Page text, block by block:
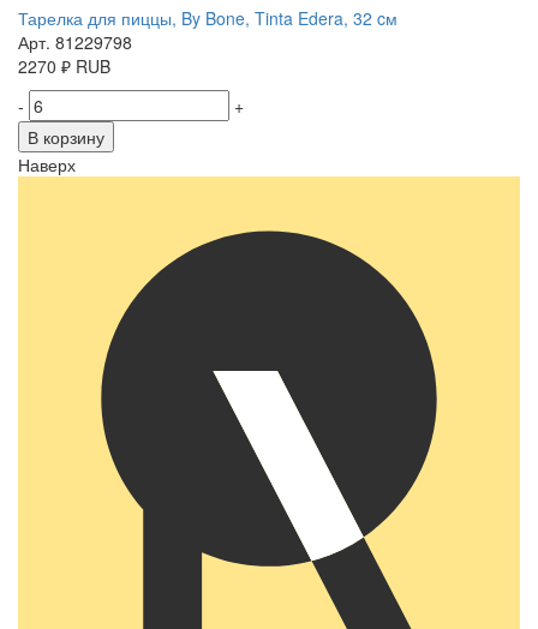
Тарелка для пиццы, By Bone, Tinta Edera, 32 cм
Арт. 81229798
2270 ₽ RUB
-
+
В корзину
Наверх